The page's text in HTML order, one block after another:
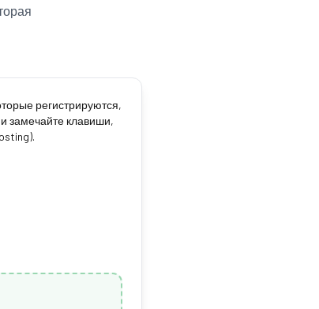
регистрируются,
замечайте клавиши,